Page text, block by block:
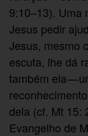
9:10–13). Uma
Jesus pedir
Jesus, mesmo
escuta, lhe dá
também ela —
dela (cf. Mt 15:
Evangelho de